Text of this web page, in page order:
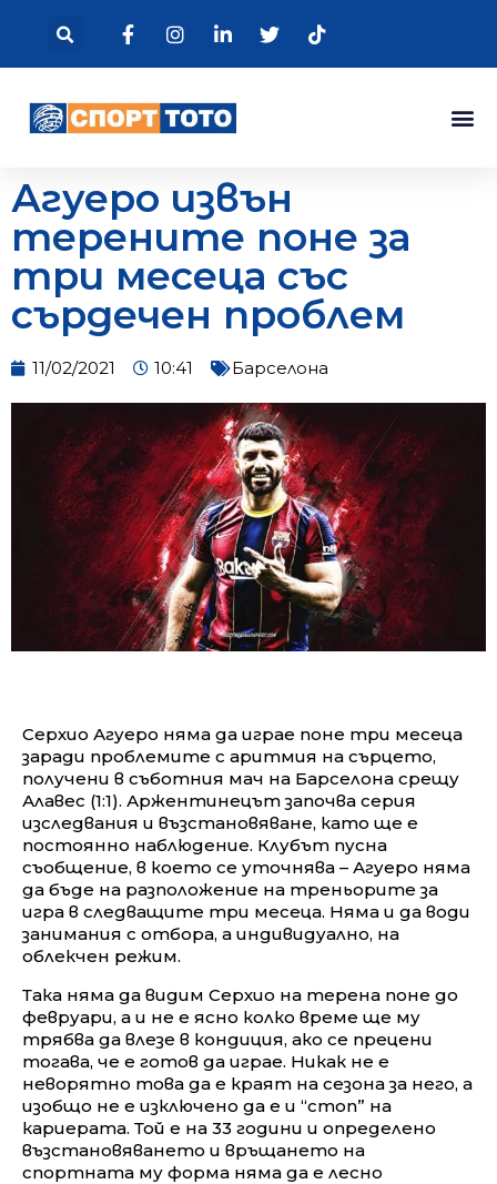
Агуеро извън
терените поне за
три месеца със
сърдечен проблем
11/02/2021 10:41 Барселона
Серхио Агуеро няма да играе поне три месеца
заради проблемите с аритмия на сърцето,
получени в съботния мач на Барселона срещу
Алавес (1:1). Аржентинецът започва серия
изследвания и възстановяване, като ще е
постоянно наблюдение. Клубът пусна
съобщение, в което се уточнява – Агуеро няма
да бъде на разположение на треньорите за
игра в следващите три месеца. Няма и да води
занимания с отбора, а индивидуално, на
облекчен режим.
Така няма да видим Серхио на терена поне до
февруари, а и не е ясно колко време ще му
трябва да влезе в кондиция, ако се прецени
тогава, че е готов да играе. Никак не е
неворятно това да е краят на сезона за него, а
изобщо не е изключено да е и “стоп” на
кариерата. Той е на 33 години и определено
възстановяването и връщането на
спортната му форма няма да е лесно